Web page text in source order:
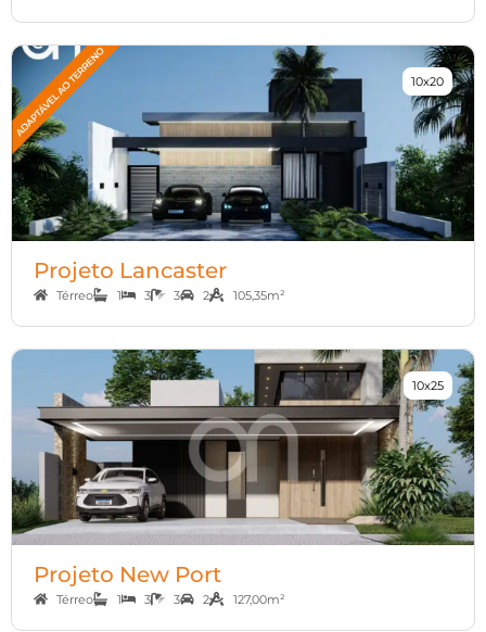
10x20
Projeto Lancaster
Térreo 1 3 3 2 105,35m²
10x25
Projeto New Port
Térreo 1 3 3 2 127,00m²